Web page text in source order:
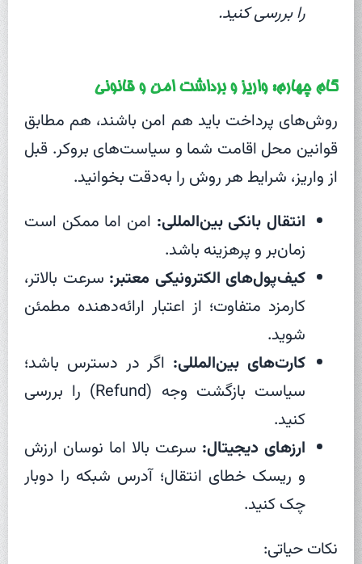
را بررسی کنید.
گام چهارم: واریز و برداشت امن و قانونی
روش‌های پرداخت باید هم امن باشند، هم مطابق
قوانین محل اقامت شما و سیاست‌های بروکر. قبل
از واریز، شرایط هر روش را به‌دقت بخوانید.
انتقال بانکی بین‌المللی: امن اما ممکن است
زمان‌بر و پرهزینه باشد.
کیف‌پول‌های الکترونیکی معتبر: سرعت بالاتر،
کارمزد متفاوت؛ از اعتبار ارائه‌دهنده مطمئن
شوید.
کارت‌های بین‌المللی: اگر در دسترس باشد؛
سیاست بازگشت وجه (Refund) را بررسی
کنید.
ارزهای دیجیتال: سرعت بالا اما نوسان ارزش
و ریسک خطای انتقال؛ آدرس شبکه را دوبار
چک کنید.
نکات حیاتی: